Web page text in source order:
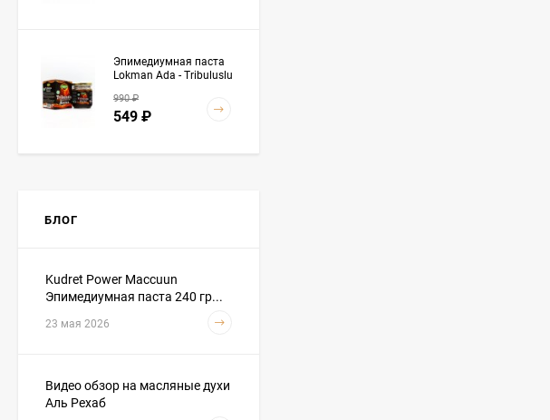
Эпимедиумная паста
Lokman Ada - Tribuluslu
990₽
549 ₽
БЛОГ
Kudret Power Maccuun
Эпимедиумная паста 240 гр...
23 мая 2026
Видео обзор на масляные духи
Аль Рехаб